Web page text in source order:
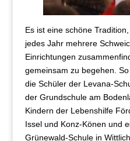
Es ist eine schöne
jedes Jahr mehrere
Einrichtungen
gemeinsam zu begehen.
die Schüler der Levana-
der Grundschule am
Kindern der Lebenshilfe
Issel und Konz-Könen und
Grünewald-Schule in Wittlich.